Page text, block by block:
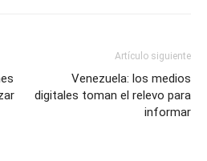
Artículo siguiente
Venezuela: los medios
digitales toman el relevo para
informar